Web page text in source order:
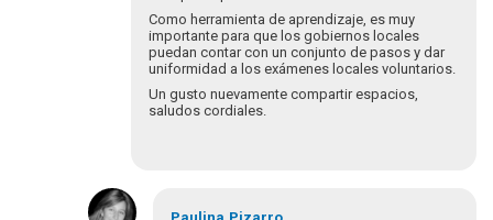
Como herramienta de aprendizaje, es muy
importante para que los gobiernos locales
puedan contar con un conjunto de pasos y dar
uniformidad a los exámenes locales voluntarios.
Un gusto nuevamente compartir espacios,
saludos cordiales.